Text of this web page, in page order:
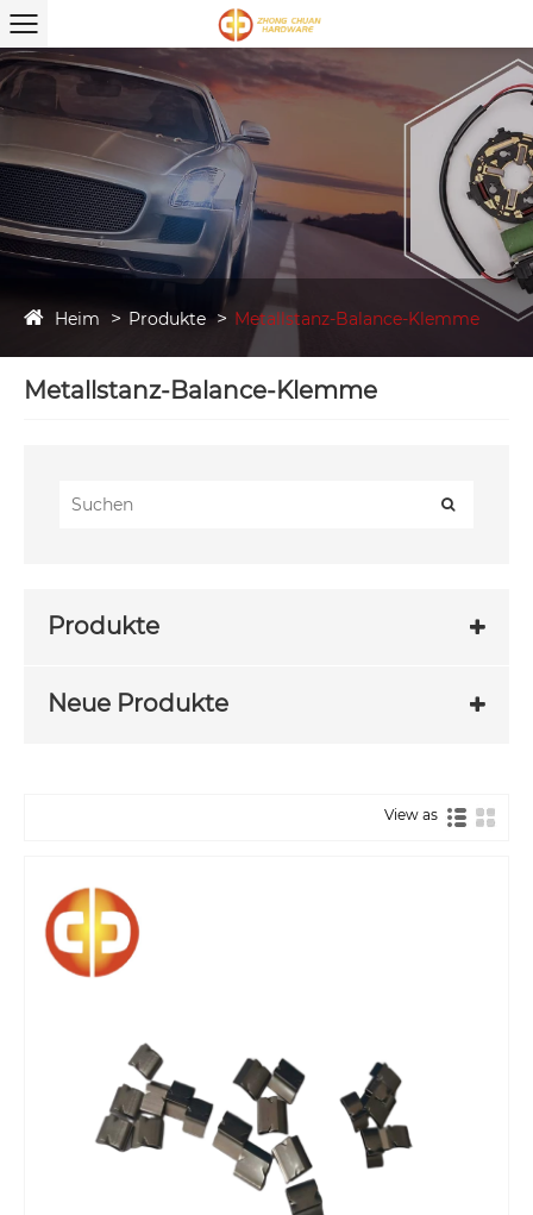
Heim Produkte Metallstanz-Balance-Klemme
Metallstanz-Balance-Klemme
Produkte
Neue Produkte
View as